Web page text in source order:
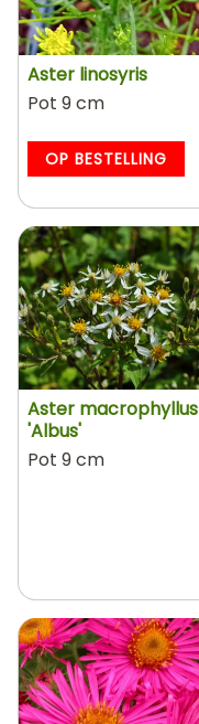
Aster linosyris
Pot 9 cm
OP BESTELLING
Aster macrophyllus
'Albus'
Pot 9 cm